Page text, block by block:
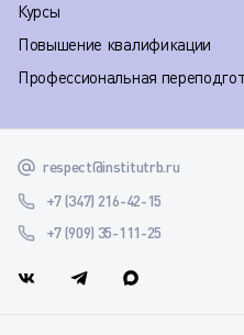
Курсы
Повышение квалификации
Профессиональная
respect@institutrb.ru
+7 (347) 216-42-15
+7 (909) 35-111-25